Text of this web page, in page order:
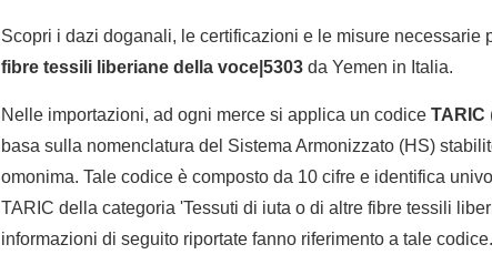
Scopri i dazi doganali, le certificazioni e le misure necessarie
fibre tessili liberiane della voce|5303 da Yemen in Italia.
Nelle importazioni, ad ogni merce si applica un codice TARIC
basa sulla nomenclatura del Sistema Armonizzato (HS)
omonima. Tale codice è composto da 10 cifre e identifica
TARIC della categoria 'Tessuti di iuta o di altre fibre tessili
informazioni di seguito riportate fanno riferimento a tale codice.